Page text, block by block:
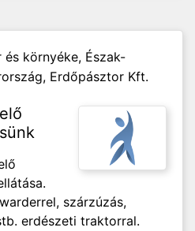
és környéke, Észak-
Erdőpásztor Kft.
szárzúzás,
erdészeti traktorral.